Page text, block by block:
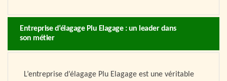
Entreprise d’élagage Plu Elagage : un leader dans
son métier
L’entreprise d’élagage Plu Elagage est une véritable